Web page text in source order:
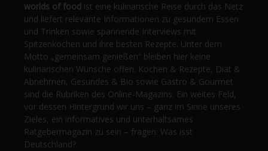
worlds of food ist eine kulinarische Reise durch das Netz
und liefert relevante Informationen zu gesundem Essen
und Trinken sowie spannende Interviews mit
Spitzenköchen und ihre besten Rezepte. Unter dem
Motto „gemeinsam genießen“ bleiben hier keine
kulinarischen Wünsche offen. Kochen & Rezepte, Diät &
Abnehmen, Gesundes & Bio sowie Gastro & Gourmet
sind die Rubriken des Online-Magazins. Ein weites Feld,
vor dessen Hintergrund wir uns – ganz im Sinne unseres
Zieles, ein informatives und unterhaltsames
Ratgebermagazin zu sein – fragen: Was isst
Deutschland?